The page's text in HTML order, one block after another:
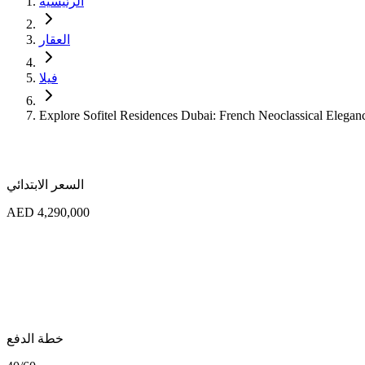
العقار
فيلا
Explore Sofitel Residences Dubai: French Neoclassical
السعر الابتدائي
AED 4,290,000
خطة الدفع